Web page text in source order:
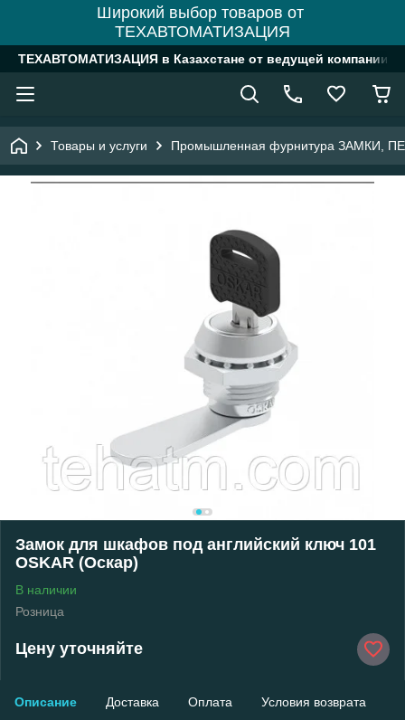
Широкий выбор товаров от
ТЕХАВТОМАТИЗАЦИЯ
ТЕХАВТОМАТИЗАЦИЯ в Казахстане от ведущей компании
Товары и услуги Промышленная фурнитура ЗАМКИ,
Замок для шкафов под английский ключ 101
OSKAR (Оскар)
В наличии
Розница
Цену уточняйте
Описание Доставка Оплата Условия возврата